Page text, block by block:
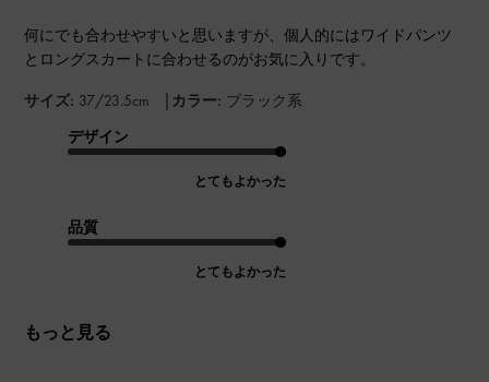
何にでも合わせやすいと思いますが、個人的にはワイドパンツ
とロングスカートに合わせるのがお気に入りです。
サイズ: 37/23.5cm | カラー: ブラック系
デザイン
とてもよかった
品質
とてもよかった
もっと見る